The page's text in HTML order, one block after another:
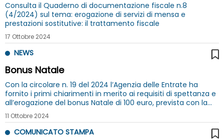
Consulta il Quaderno di documentazione fiscale n.8
(4/2024) sul tema: erogazione di servizi di mensa e
prestazioni sostitutive: il trattamento fiscale
17 Ottobre 2024
NEWS
Bonus Natale
Con la circolare n. 19 del 2024 l’Agenzia delle Entrate ha
fornito i primi chiarimenti in merito ai requisiti di spettanza e
all’erogazione del bonus Natale di 100 euro, prevista con la
tredicesima mensilità
11 Ottobre 2024
COMUNICATO STAMPA